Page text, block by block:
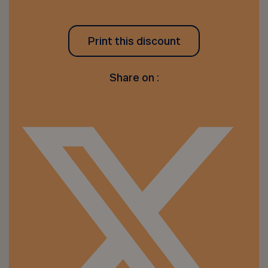
Print this discount
Share on :